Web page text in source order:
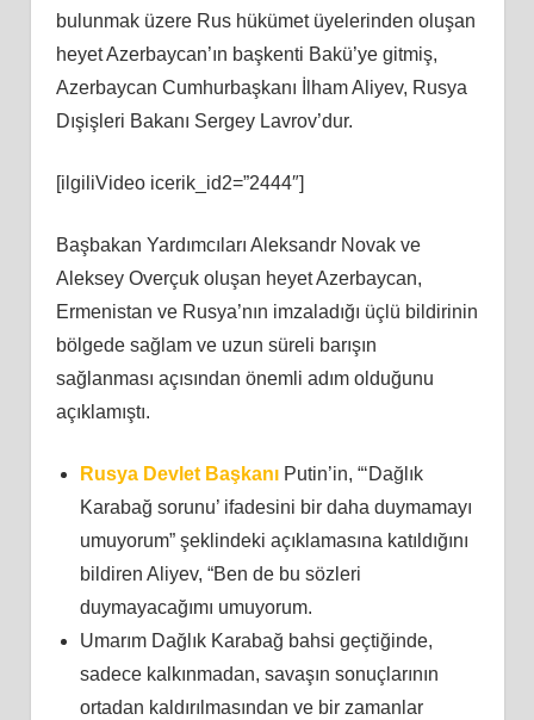
bulunmak üzere Rus hükümet üyelerinden oluşan
heyet Azerbaycan’ın başkenti Bakü’ye gitmiş,
Azerbaycan Cumhurbaşkanı İlham Aliyev, Rusya
Dışişleri Bakanı Sergey Lavrov’dur.
[ilgiliVideo icerik_id2=”2444″]
Başbakan Yardımcıları Aleksandr Novak ve
Aleksey Overçuk oluşan heyet Azerbaycan,
Ermenistan ve Rusya’nın imzaladığı üçlü bildirinin
bölgede sağlam ve uzun süreli barışın
sağlanması açısından önemli adım olduğunu
açıklamıştı.
Rusya Devlet BaşkanıPutin’in, “‘Dağlık
Karabağ sorunu’ ifadesini bir daha duymamayı
umuyorum” şeklindeki açıklamasına katıldığını
bildiren Aliyev, “Ben de bu sözleri
duymayacağımı umuyorum.
Umarım Dağlık Karabağ bahsi geçtiğinde,
sadece kalkınmadan, savaşın sonuçlarının
ortadan kaldırılmasından ve bir zamanlar